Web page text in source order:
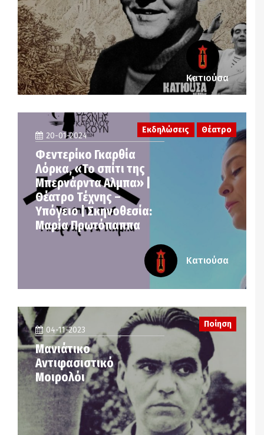
Κατιούσα
20-01-2024
Φεντερίκο Γκαρθία
Λόρκα, «Το σπίτι της
Μπερνάρντα Αλμπα» |
Θέατρο Τέχνης –
Υπόγειο | Σκηνοθεσία:
Μαρία Πρωτόπαππα
Εκδηλώσεις Θέατρο
Κατιούσα
04-11-2023
Μανιάτικο
Αντιφασιστικό
Μοιρολόι
Ποίηση